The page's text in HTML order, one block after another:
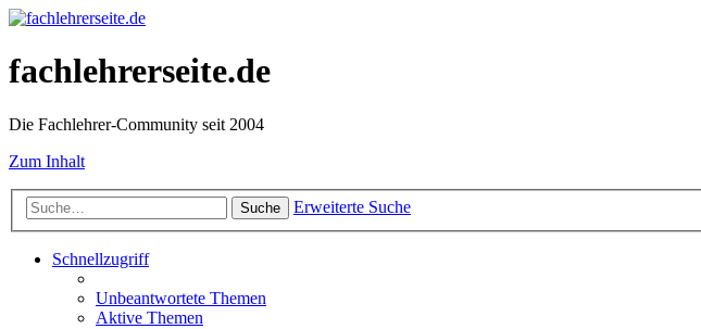
fachlehrerseite.de
Die Fachlehrer-Community seit 2004
Zum Inhalt
Suche Erweiterte Suche
Schnellzugriff
Unbeantwortete Themen
Aktive Themen